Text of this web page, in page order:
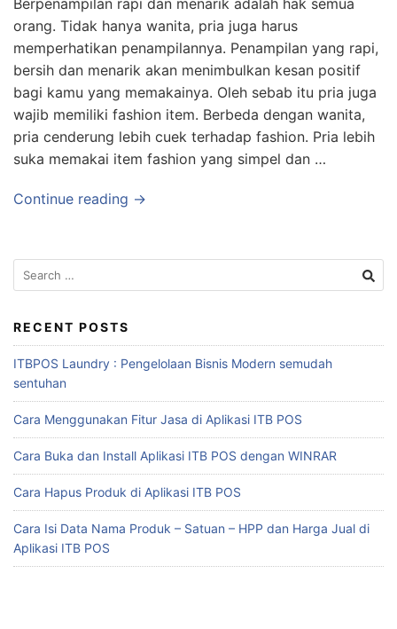
Berpenampilan rapi dan menarik adalah hak semua
orang. Tidak hanya wanita, pria juga harus
memperhatikan penampilannya. Penampilan yang rapi,
bersih dan menarik akan menimbulkan kesan positif
bagi kamu yang memakainya. Oleh sebab itu pria juga
wajib memiliki fashion item. Berbeda dengan wanita,
pria cenderung lebih cuek terhadap fashion. Pria lebih
suka memakai item fashion yang simpel dan …
Continue reading →
RECENT POSTS
ITBPOS Laundry : Pengelolaan Bisnis Modern semudah
sentuhan
Cara Menggunakan Fitur Jasa di Aplikasi ITB POS
Cara Buka dan Install Aplikasi ITB POS dengan WINRAR
Cara Hapus Produk di Aplikasi ITB POS
Cara Isi Data Nama Produk – Satuan – HPP dan Harga Jual di
Aplikasi ITB POS